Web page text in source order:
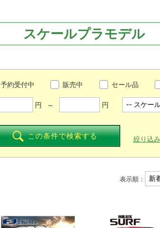
スケールプラモデル
予約受付中 販売中 セール品
円 ～ 円
この条件で検索する 絞り込
表示順：